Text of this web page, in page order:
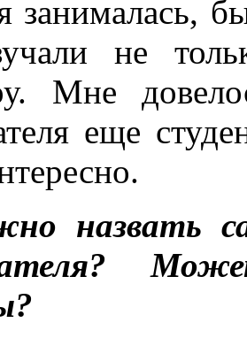
занималась,
не
Мне
еще
назвать